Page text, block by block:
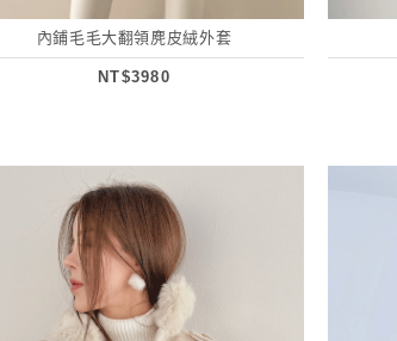
內鋪毛毛大翻領麂皮絨外套
NT$3980